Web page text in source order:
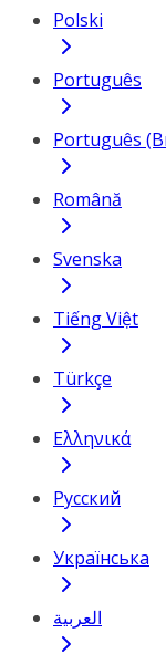
Polski
Português
Português
Română
Svenska
Tiếng Việt
Türkçe
Ελληνικά
Русский
Українська
العربية